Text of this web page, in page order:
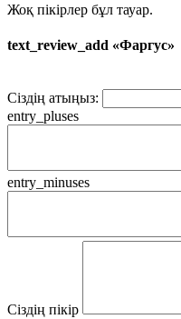
Жоқ пікірлер бұл тауар.
text_review_add «Фаргус»
Сіздің атыңыз:
entry_pluses
entry_minuses
Сіздің пікір